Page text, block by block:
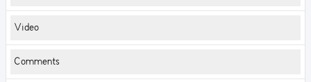
Video
Comments